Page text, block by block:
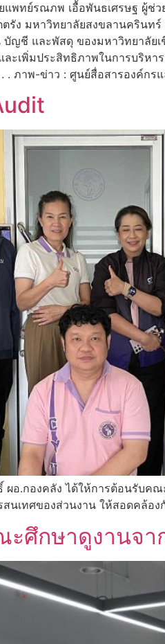
พทย์รณภพ เอื้อพันธเศรษฐ ผู้ช่
รัง มหาวิทยาลัยสงขลานคริน
บัญชี และพัสดุ ของมหาวิทยาลั
ะเพิ่มประสิทธิภาพในการบริ
ภาพ-ข่าว : ศูนย์สื่อสารองค์กร
อ.กองคลัง ได้ให้การต้อนรับค
นเทศของส่วนงาน ให้สอดคล้
ศึกษาดูงานจ